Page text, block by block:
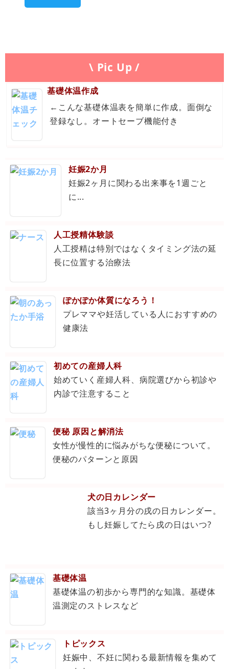
\ Pic Up /
基礎体温作成
←こんな基礎体温表を簡単に作成。面倒な
登録なし。オートセーブ機能付き
妊娠2か月
妊娠2ヶ月に関わる出来事を1週ごと
に...
人工授精体験談
人工授精は特別ではなくタイミング法の延
長に位置する治療法
ぽかぽか体質になろう！
プレママや妊活している人におすすめの
健康法
初めての産婦人科
始めていく産婦人科、病院選びから初診や
内診で注意すること
便秘 原因と解消法
女性が慢性的に悩みがちな便秘について。
便秘のパターンと原因
犬の日カレンダー
該当3ヶ月分の戌の日カレンダー。
もし妊娠してたら戌の日はいつ?
基礎体温
基礎体温の初歩から専門的な知識。基礎体
温測定のストレスなど
トピックス
妊娠中、不妊に関わる最新情報を集めて